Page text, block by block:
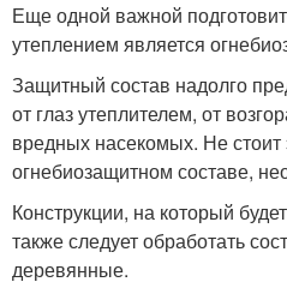
Еще одной важной
утеплением является
Защитный состав надолго
от глаз утеплителем, от
вредных насекомых. Не стоит
огнебиозащитном составе,
Конструкции, на который
также следует обработать
деревянные.